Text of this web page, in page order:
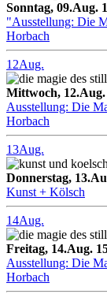
Sonntag, 09.Aug.
"Ausstellung: Die
Horbach
12Aug.
Mittwoch,
Ausstellung: Die
Horbach
13Aug.
Donnerstag,
Kunst + Kölsch
14Aug.
Freitag, 14.Aug.
Ausstellung: Die
Horbach